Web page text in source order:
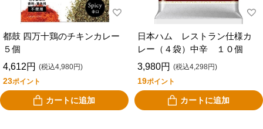
都鼓 四万十鶏のチキンカレー
５個
4,612円 (税込4,980円)
23ポイント
カートに追加
日本ハム レストラン仕様カ
レー（４袋）中辛 １０個
3,980円 (税込4,298円)
19ポイント
カートに追加